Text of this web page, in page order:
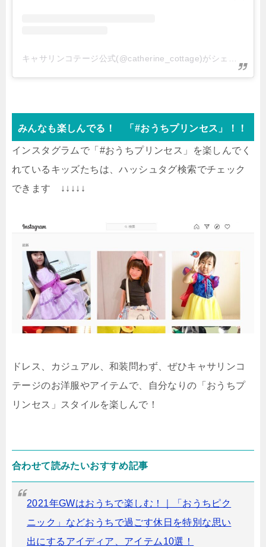
みんなも楽しんでる！ 「#おうちプリンセス」！！
インスタグラムで「#おうちプリンセス」を楽しんでく
れているキッズたちは、ハッシュタグ検索でチェック
できます ↓↓↓↓↓
ドレス、カジュアル、和装問わず、ぜひキャサリンコ
テージのお洋服やアイテムで、自分なりの「おうちプ
リンセス」スタイルを楽しんで！
合わせて読みたいおすすめ記事
2021年GWはおうちで楽しむ！｜「おうちピク
ニック」などおうちで過ごす休日を特別な思い
出にするアイディア、アイテム10選！